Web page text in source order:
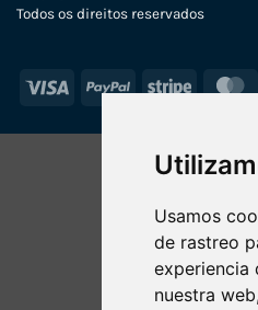
Usamos
de rastreo
experiencia
nuestra
Todos os direitos reservados
Visa PayPal Stripe